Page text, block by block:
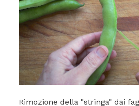
Rimozione della "stringa" dai